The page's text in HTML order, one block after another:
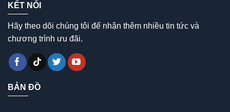
KẾT NỐI
Hãy theo dõi chúng tôi để nhận thêm nhiều tin tức và
chương trình ưu đãi.
BẢN ĐỒ